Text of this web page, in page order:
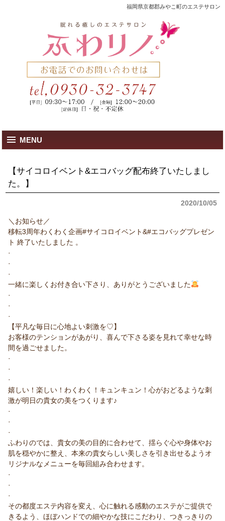
福岡県京都郡みやこ町のエステサロン
MENU
【サイコロイベント&エコバッグ配布終了いたしまし
た。】
2020/10/05
＼お知らせ／
移転3周年わくわく企画#サイコロイベント&#エコバッグプレゼン
ト 終了いたしました 。
·
·
·
一緒に楽しくお付き合い下さり、ありがとうございました
·
·
·
【平凡な毎日に心地よい刺激を♡】
お客様のテンションがあがり、喜んで下さる姿を見れて幸せな時
間を過ごせました。
·
·
·
嬉しい！楽しい！わくわく！キュンキュン！心がおどるような刺
激が明日の貴女の美をつくります♪
·
·
·
ふわりのでは、貴女の美の目的に合わせて、揺らぐ心や身体やお
肌を穏やかに整え、本来の貴女らしい美しさを引き出せるようオ
リジナルなメニューを毎回組み合わせます。
·
·
·
その都度エステ内容を変え、心に触れる感動のエステがご提供で
きるよう、ほぼハンドでの細やかな技にこだわり、つきっきりの